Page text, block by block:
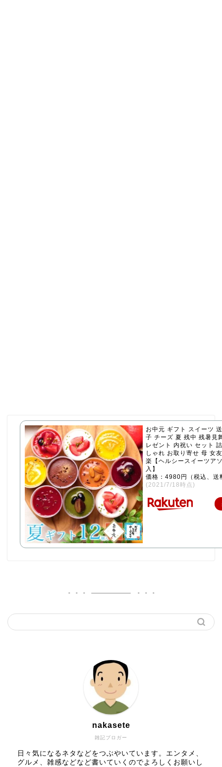
お中元 ギフト スイーツ
子 チーズ 夏 残中 残暑見
レゼント 内祝い セット
しゃれ お取り寄せ 母 女
楽【ヘルシースイーツア
入】
価格：4980円（税込、送
(2021/7/18時点)
雑記ブロガー
nakasete
日々気になるネタなどをつぶやいています。エンタメ、
グルメ、雑感などなど書いていくのでよろしくお願いし